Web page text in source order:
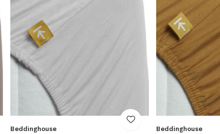
Beddinghouse Beddinghouse